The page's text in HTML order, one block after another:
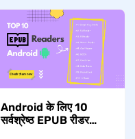
Android के लिए 10
सर्वश्रेष्ठ EPUB रीडर